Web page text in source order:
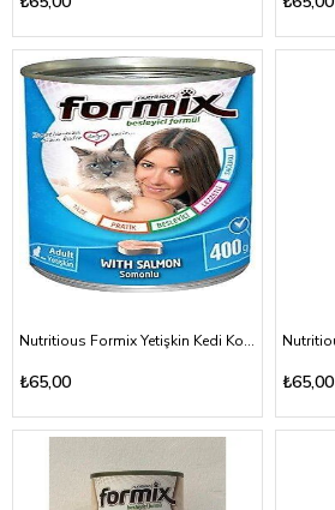
Nutritious Formix Yetişkin Kedi Konserve Maması Somonlu 400gr
₺65,00 ₺65,00